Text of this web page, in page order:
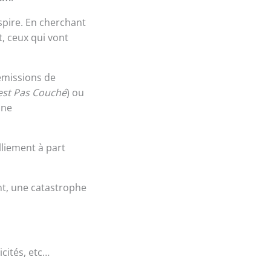
En cherchant
ceux qui vont
de
Pas Couché) ou
à part
une catastrophe
etc…